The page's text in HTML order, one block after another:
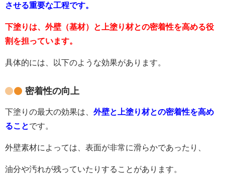
させる重要な工程です。
下塗りは、外壁（基材）と上塗り材との密着性を高める役
割を担っています。
具体的には、以下のような効果があります。
密着性の向上
下塗りの最大の効果は、 外壁と上塗り材との密着性を高め
ることです。
外壁素材によっては、表面が非常に滑らかであったり、
油分や汚れが残っていたりすることがあります。